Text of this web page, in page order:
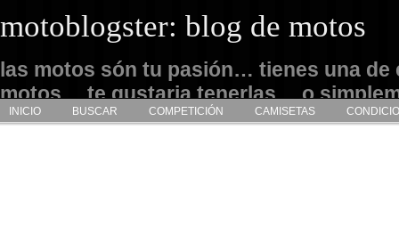
motoblogster: blog de motos
las motos són tu pasión… tienes una de
motos… te gustaria tenerlas… o
admirarlas… este es tu sitio
INICIO BUSCAR COMPETICIÓN CAMISETAS